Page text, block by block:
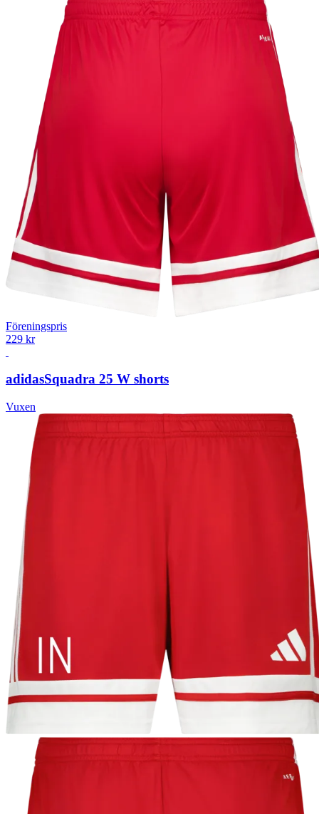
Föreningspris
229 kr
adidasSquadra 25 W shorts
Vuxen